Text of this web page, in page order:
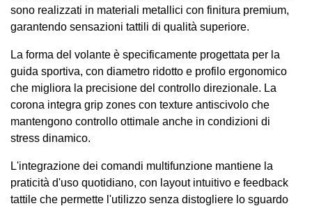
sono realizzati in materiali metallici con finitura premium,
garantendo sensazioni tattili di qualità superiore.
La forma del volante è specificamente progettata per la
guida sportiva, con diametro ridotto e profilo ergonomico
che migliora la precisione del controllo direzionale. La
corona integra grip zones con texture antiscivolo che
mantengono controllo ottimale anche in condizioni di
stress dinamico.
L'integrazione dei comandi multifunzione mantiene la
praticità d'uso quotidiano, con layout intuitivo e feedback
tattile che permette l'utilizzo senza distogliere lo sguardo